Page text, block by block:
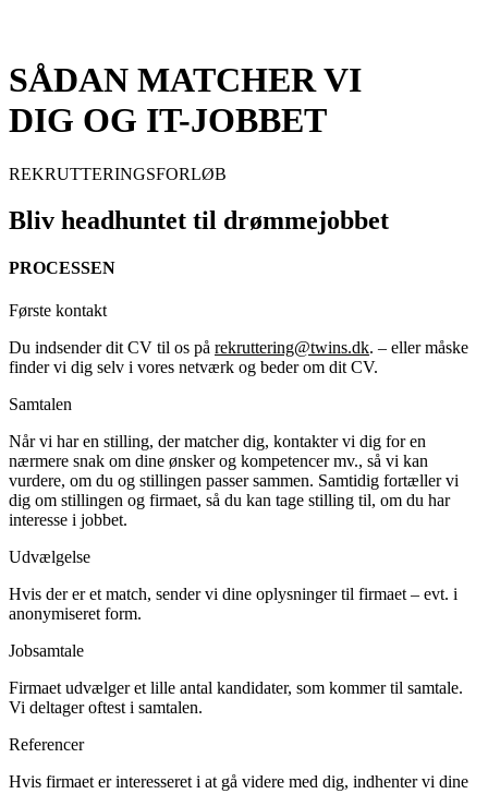
SÅDAN MATCHER VI
DIG OG IT-JOBBET
REKRUTTERINGSFORLØB
Bliv headhuntet til drømmejobbet
PROCESSEN
Første kontakt
Du indsender dit CV til os på rekruttering@twins.dk. – eller måske
finder vi dig selv i vores netværk og beder om dit CV.
Samtalen
Når vi har en stilling, der matcher dig, kontakter vi dig for en
nærmere snak om dine ønsker og kompetencer mv., så vi kan
vurdere, om du og stillingen passer sammen. Samtidig fortæller vi
dig om stillingen og firmaet, så du kan tage stilling til, om du har
interesse i jobbet.
Udvælgelse
Hvis der er et match, sender vi dine oplysninger til firmaet – evt. i
anonymiseret form.
Jobsamtale
Firmaet udvælger et lille antal kandidater, som kommer til samtale.
Vi deltager oftest i samtalen.
Referencer
Hvis firmaet er interesseret i at gå videre med dig, indhenter vi dine